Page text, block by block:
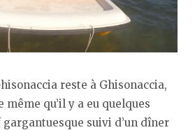
reste à Ghisonaccia,
même qu’il y a eu quelques
suivi d’un dîner